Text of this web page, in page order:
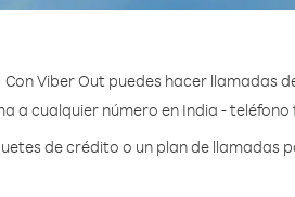
Con Viber Out puedes hacer llamadas
a cualquier número en India -
de crédito o un plan de llamadas